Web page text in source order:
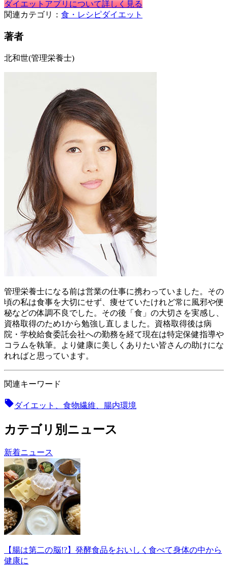
ダイエットアプリについて詳しく見る
関連カテゴリ： 食・レシピダイエット
著者
北和世(管理栄養士)
管理栄養士になる前は営業の仕事に携わっていました。その
頃の私は食事を大切にせず、痩せていたけれど常に風邪や便
秘などの体調不良でした。その後「食」の大切さを実感し、
資格取得のため1から勉強し直しました。資格取得後は病
院・学校給食委託会社への勤務を経て現在は特定保健指導や
コラムを執筆。より健康に美しくありたい皆さんの助けにな
れればと思っています。
関連キーワード
ダイエット、食物繊維、腸内環境
カテゴリ別ニュース
新着ニュース
【腸は第二の脳!?】発酵食品をおいしく食べて身体の中から
健康に